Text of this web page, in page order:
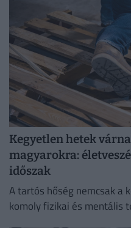
Kegyetlen hetek
magyarokra:
időszak
A tartós hőség nemcsak a
komoly fizikai és mentális